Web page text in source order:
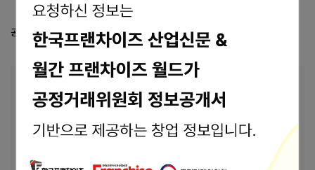
공정거래위원회 등록 정보 공정위 정보공개서 열람
본사상호 (주)케이앤씨서비스
주소
04779 서울특별시 성동구 상원1길 5 4충(성수
동1가)
홈페이지